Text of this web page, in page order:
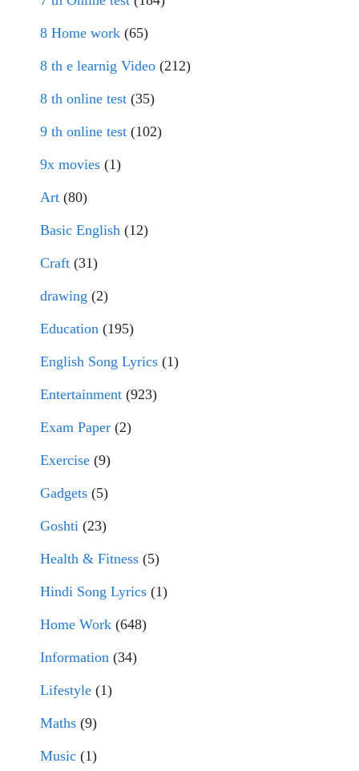
8 Home work (65)
8 th e learnig Video (212)
8 th online test (35)
9 th online test (102)
9x movies (1)
Art (80)
Basic English (12)
Craft (31)
drawing (2)
Education (195)
English Song Lyrics (1)
Entertainment (923)
Exam Paper (2)
Exercise (9)
Gadgets (5)
Goshti (23)
Health & Fitness (5)
Hindi Song Lyrics (1)
Home Work (648)
Information (34)
Lifestyle (1)
Maths (9)
Music (1)